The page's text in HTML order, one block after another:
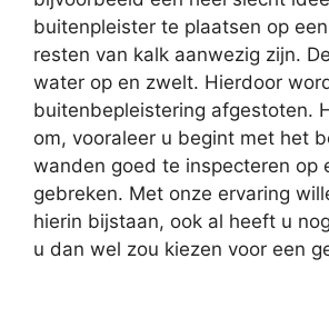
buitenpleister te plaatsen op
resten van kalk aanwezig zijn.
water op en zwelt. Hierdoor
buitenbepleistering afgestoten.
om, vooraleer u begint met het
wanden goed te inspecteren op
gebreken. Met onze ervaring
hierin bijstaan, ook al heeft u
u dan wel zou kiezen voor een